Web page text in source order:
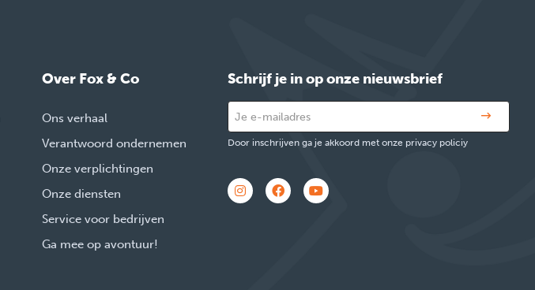
Over Fox & Co
Ons verhaal
Verantwoord ondernemen
Onze verplichtingen
Onze diensten
Service voor bedrijven
Ga mee op avontuur!
Schrijf je in op onze nieuwsbrief
Door inschrijven ga je akkoord met onze privacy policiy